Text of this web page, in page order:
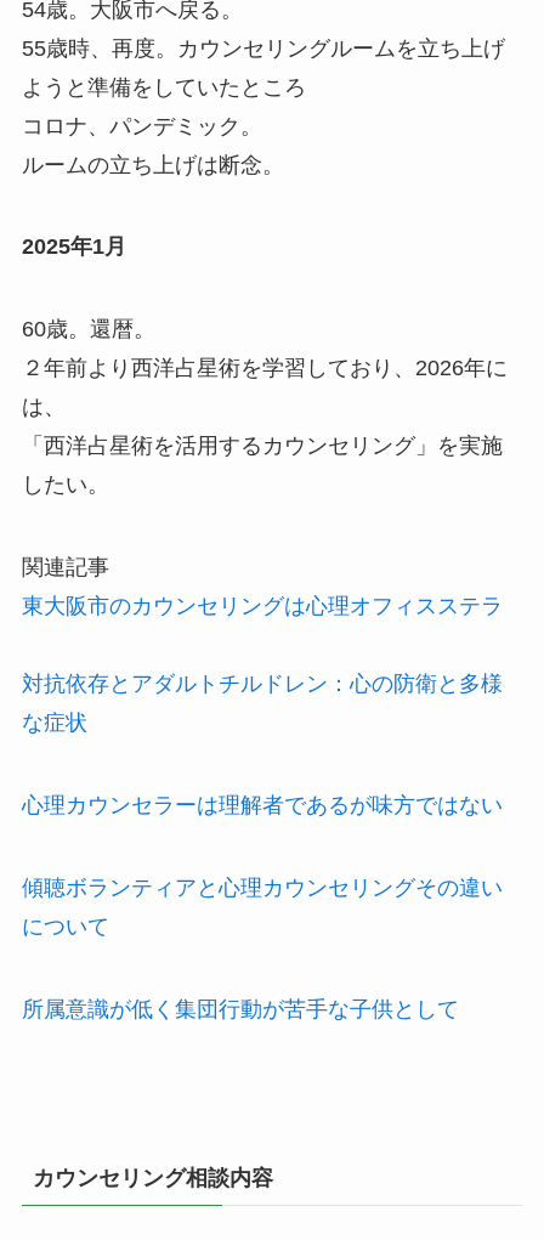
54歳。大阪市へ戻る。
55歳時、再度。カウンセリングルームを立ち上げ
ようと準備をしていたところ
コロナ、パンデミック。
ルームの立ち上げは断念。
2025年1月
60歳。還暦。
２年前より西洋占星術を学習しており、2026年に
は、
「西洋占星術を活用するカウンセリング」を実施
したい。
関連記事
東大阪市のカウンセリングは心理オフィスステラ
対抗依存とアダルトチルドレン：心の防衛と多様
な症状
心理カウンセラーは理解者であるが味方ではない
傾聴ボランティアと心理カウンセリングその違い
について
所属意識が低く集団行動が苦手な子供として
カウンセリング相談内容